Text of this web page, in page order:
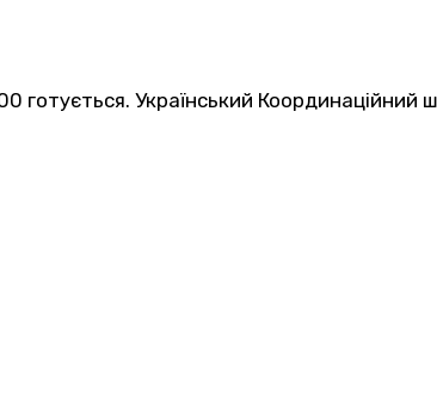
Український Координаційний